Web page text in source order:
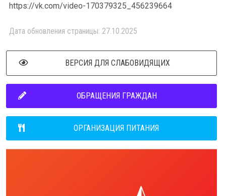
https://vk.com/video-170379325_456239664
Дата обновления страницы: 27.10.2025
ВЕРСИЯ ДЛЯ СЛАБОВИДЯЩИХ
ОБРАЩЕНИЯ ГРАЖДАН
ОРГАНИЗАЦИЯ ПИТАНИЯ